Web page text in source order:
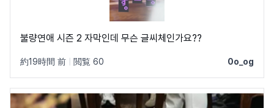
불량연애 시즌 2 자막인데 무슨 글씨체인가요??
約19時間 前 閲覧 60 0o_og